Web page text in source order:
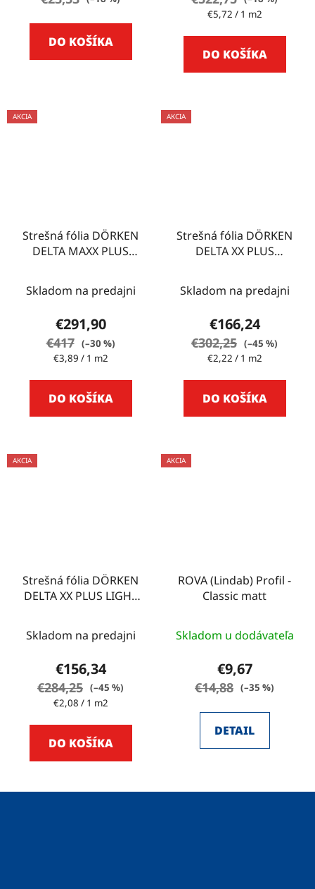
DO KOŠÍKA
Jednotková
€5,72 / 1 m2
DO KOŠÍKA
AKCIA
Strešná fólia DÖRKEN
DELTA MAXX PLUS
Skladom na predajni
€291,90
€417 (–30 %)
Jednotková
€3,89 / 1 m2
DO KOŠÍKA
AKCIA
Strešná fólia DÖRKEN
DELTA XX PLUS
Skladom na predajni
€166,24
€302,25 (–45 %)
Jednotková
€2,22 / 1 m2
DO KOŠÍKA
AKCIA
Strešná fólia DÖRKEN
DELTA XX PLUS LIGHT
Skladom na predajni
€156,34
€284,25 (–45 %)
Jednotková
€2,08 / 1 m2
DO KOŠÍKA
AKCIA
ROVA (Lindab) Profil -
Classic matt
Skladom u dodávateľa
€9,67
€14,88 (–35 %)
DETAIL
Z